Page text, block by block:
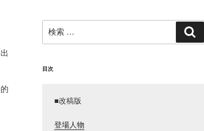
索:
索
目次
■改稿版
登場人物